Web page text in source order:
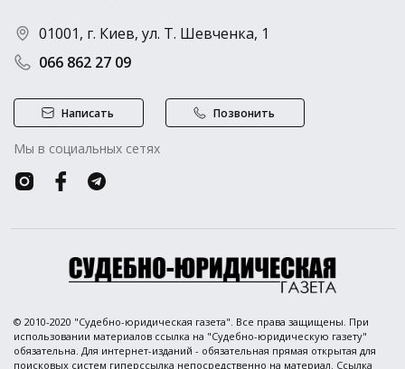
066 862 27 09
01001, г. Киев, ул. Т. Шевченка, 1
Написать Позвонить
Мы в социальных сетях
© 2010-2020 "Судебно-юридическая газета". Все права защищены. При
использовании материалов ссылка на "Судебно-юридическую газету"
обязательна. Для интернет-изданий - обязательная прямая открытая для
поисковых систем гиперссылка непосредственно на материал. Ссылка